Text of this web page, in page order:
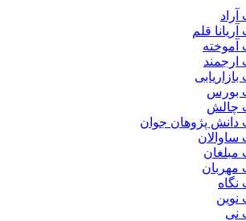
آراد
آریانا قلم
آموخته
ارجمند
بازاریابی
بورس
چالش
دانش پژوهان جوان
ساوالان
مبلغان
مهربان
نگاه
نوین
نی